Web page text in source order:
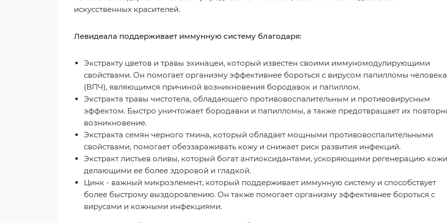
искусственных красителей.
Левидеала поддерживает иммунную систему благодаря:
Экстракту цветов и травы эхинацеи, который известен своими иммуномодулирующими
свойствами. Он помогает организму эффективнее бороться с вирусом папилломы человека
(ВПЧ), являющимся причиной возникновения бородавок и папиллом.
Экстракта травы чистотела, обладающего противовоспалительным и противовирусным
эффектом. Быстро уничтожает бородавки и папилломы, а также предотвращает их
возникновение.
Экстракта семян черного тмина, который обладает мощными противовоспалительными
свойствами, помогает обеззараживать кожу и снижает риск развития инфекций.
Экстракт листьев оливы, который богат антиоксидантами, ускоряющими регенерацию
делающими ее более здоровой и гладкой.
Цинк - важный микроэлемент, который поддерживает иммунную систему и способствует
более быстрому выздоровлению. Он также помогает организму эффективнее бороться с
вирусами и кожными инфекциями.